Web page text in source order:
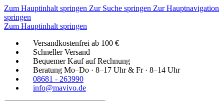
Zum Hauptinhalt springen Zur Suche springen Zur Hauptnavigation
springen
Zum Hauptinhalt springen
Versandkostenfrei ab 100 €
Schneller Versand
Bequemer Kauf auf Rechnung
Beratung Mo–Do · 8–17 Uhr & Fr · 8–14 Uhr
08681 - 263990
info@mavivo.de